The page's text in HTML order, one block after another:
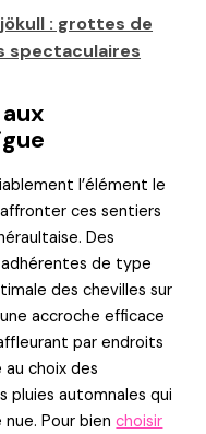
: grottes de
spectaculaires
l’élément le
ces sentiers
Des
de type
des chevilles sur
accroche efficace
par endroits
choix des
pluies automnales qui
nue. Pour bienchoisir